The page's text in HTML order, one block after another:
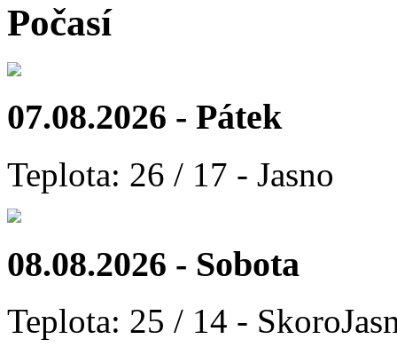
Počasí
07.08.2026 - Pátek
Teplota: 26 / 17 - Jasno
08.08.2026 - Sobota
Teplota: 25 / 14 -